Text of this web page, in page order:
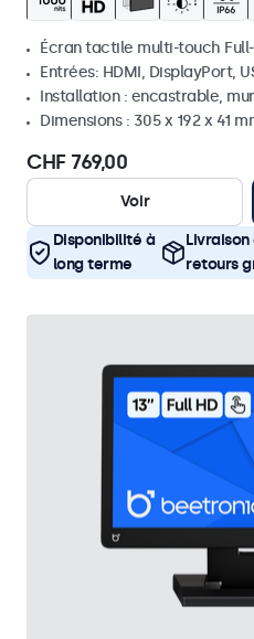
Écran tactile multi-touch
Entrées: HDMI, DisplayPort,
Installation : encastrable,
Dimensions : 305 x 192 x 41
CHF 769,00
Voir
Disponibilité à
long terme
Livraison
retours